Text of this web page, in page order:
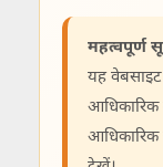
महत्वपूर्ण
यह वेबसाइट
आधिकारिक
आधिकारिक